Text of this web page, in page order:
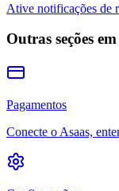
Ative notificações de
Outras seções em
Pagamentos
Conecte o Asaas,